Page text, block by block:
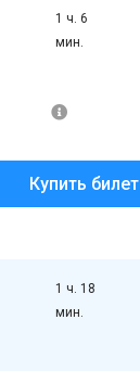
1 ч. 6
мин.
Купить билет
1 ч. 18
мин.